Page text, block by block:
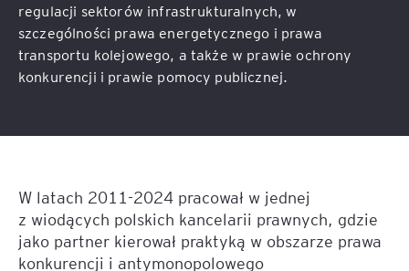
regulacji sektorów infrastrukturalnych, w
szczególności prawa energetycznego i prawa
transportu kolejowego, a także w prawie ochrony
konkurencji i prawie pomocy publicznej.
W latach 2011-2024 pracował w jednej
z wiodących polskich kancelarii prawnych, gdzie
jako partner kierował praktyką w obszarze prawa
konkurencji i antymonopolowego